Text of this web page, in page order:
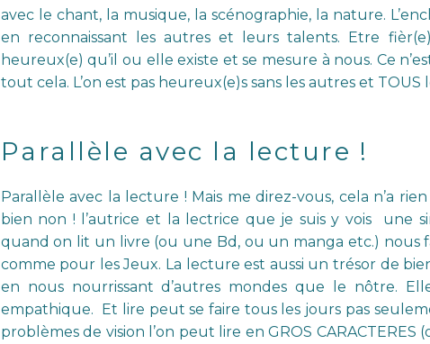
avec le chant, la musique, la scénographie, la nature.
en reconnaissant les autres et leurs talents. Etre fièr(e)
heureux(e) qu’il ou elle existe et se mesure à nous. Ce
tout cela. L’on est pas heureux(e)s sans les autres et
Parallèle avec la lecture !
Parallèle avec la lecture ! Mais me direz-vous, cela n’a
bien non ! l’autrice et la lectrice que je suis y vois une
quand on lit un livre (ou une Bd, ou un manga etc.) nous
comme pour les Jeux. La lecture est aussi un trésor de
en nous nourrissant d’autres mondes que le nôtre.
empathique. Et lire peut se faire tous les jours pas
problèmes de vision l’on peut lire en GROS